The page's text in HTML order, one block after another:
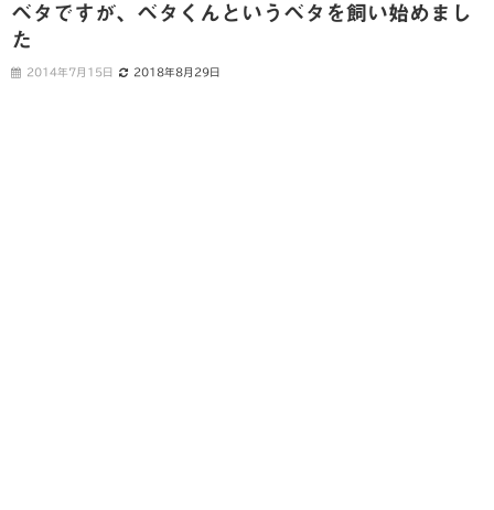
ベタですが、ベタくんというベタを飼い始めまし
た
2014年7月15日 2018年8月29日